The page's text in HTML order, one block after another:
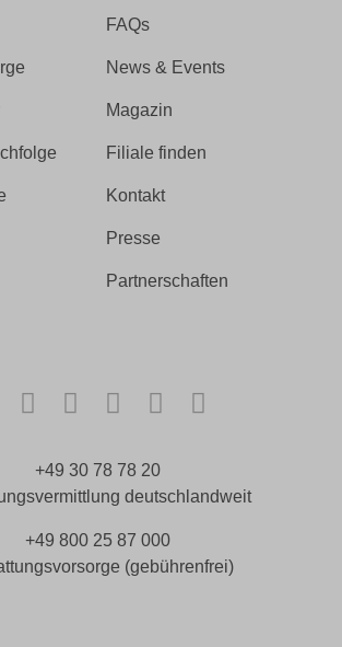
FAQs
News & Events
Magazin
Filiale finden
Kontakt
Presse
Partnerschaften
+49 30 78 78 20
deutschlandweit
+49 800 25 87 000
(gebührenfrei)